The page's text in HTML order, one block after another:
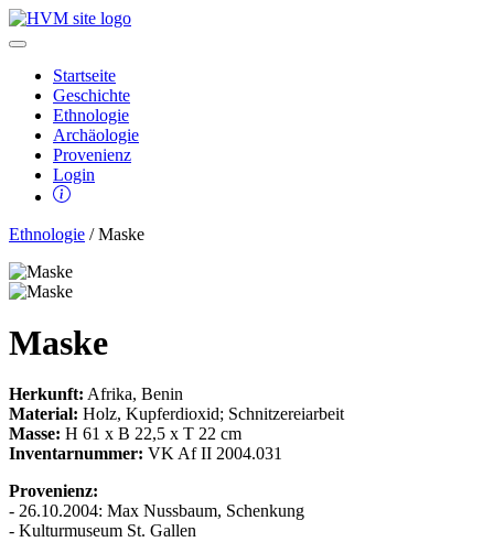
Startseite
Geschichte
Ethnologie
Archäologie
Provenienz
Login
Ethnologie / Maske
Maske
Herkunft: Afrika, Benin
Material: Holz, Kupferdioxid; Schnitzereiarbeit
Masse: H 61 x B 22,5 x T 22 cm
Inventarnummer: VK Af II 2004.031
Provenienz:
- 26.10.2004: Max Nussbaum, Schenkung
- Kulturmuseum St. Gallen